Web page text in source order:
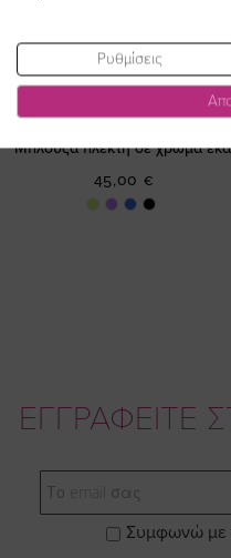
Μπλούζα πλεκτή σε χρώμα
45,00 €
ΕΓΓΡΑΦΕΙΤΕ
Email
Συμφωνώ με
Ρυθμίσεις